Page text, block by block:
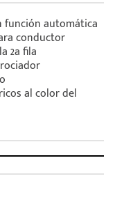
función automática
conductor
2a fila
al color del